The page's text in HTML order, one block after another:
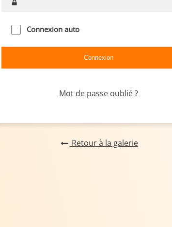
Connexion auto
Mot de passe oublié ?
Retour à la galerie